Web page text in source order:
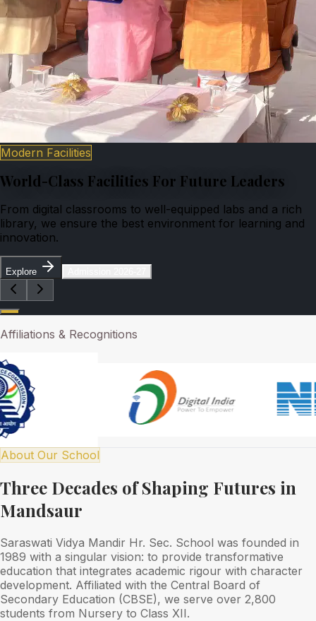
Modern Facilities
World-Class Facilities For Future Leaders
From digital classrooms to well-equipped labs and a rich
library, we ensure the best environment for learning and
innovation.
Explore
Affiliations & Recognitions
About Our School
Three Decades of Shaping Futures in
Mandsaur
Saraswati Vidya Mandir Hr. Sec. School was founded in
1989 with a singular vision: to provide transformative
education that integrates academic rigour with character
development. Affiliated with the Central Board of
Secondary Education (CBSE), we serve over 2,800
students from Nursery to Class XII.